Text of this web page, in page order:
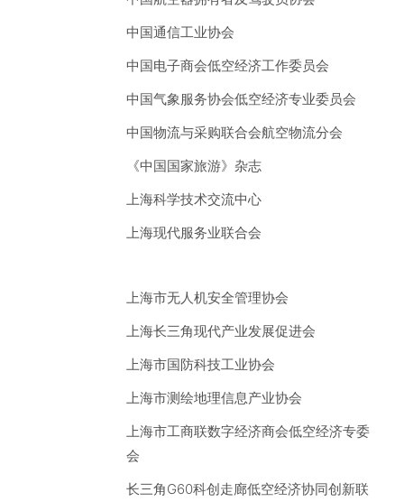
中国通信工业协会
中国电子商会低空经济工作委员会
中国气象服务协会低空经济专业委员会
中国物流与采购联合会航空物流分会
《中国国家旅游》杂志
上海科学技术交流中心
上海现代服务业联合会
上海市无人机安全管理协会
上海长三角现代产业发展促进会
上海市国防科技工业协会
上海市测绘地理信息产业协会
上海市工商联数字经济商会低空经济专委
会
长三角G60科创走廊低空经济协同创新联